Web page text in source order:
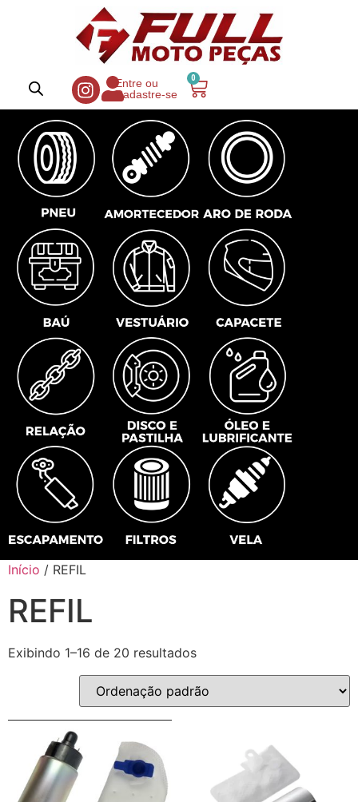
Entre ou
Cadastre-se
0
Início / REFIL
REFIL
Exibindo 1–16 de 20 resultados